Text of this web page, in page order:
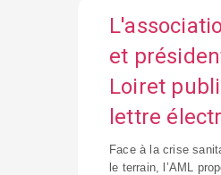
et
Loiret
lettre
Face à la crise
le terrain, l’AML